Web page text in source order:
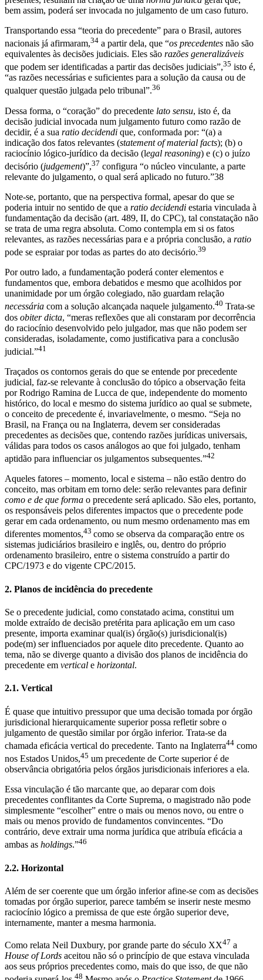
bem assim, poderá ser invocada no julgamento de um caso futuro.
Transportando essa “teoria do precedente” para o Brasil, autores
nacionais já afirmaram,34 a partir dela, que “os precedentes não são
equivalentes às decisões judiciais. Eles são razões generalizáveis
que podem ser identificadas a partir das decisões judiciais”,35 isto é,
“as razões necessárias e suficientes para a solução da causa ou de
qualquer questão julgada pelo tribunal”.36
Dessa forma, o “coração” do precedente lato sensu, isto é, da
decisão judicial invocada num julgamento futuro como razão de
decidir, é a sua ratio decidendi que, conformada por: “(a) a
indicação dos fatos relevantes (statement of material facts); (b) o
raciocínio lógico-jurídico da decisão (legal reasoning) e (c) o juízo
decisório (judgement)”,37 configura “o núcleo vinculante, a parte
relevante do julgamento, o qual será aplicado no futuro.”38
Note-se, portanto, que na perspectiva formal, apesar do que se
poderia intuir no sentido de que a ratio decidendi estaria vinculada à
fundamentação da decisão (art. 489, II, do CPC), tal constatação não
se trata de uma regra absoluta. Como contempla em si os fatos
relevantes, as razões necessárias para e a própria conclusão, a ratio
pode se espraiar por todas as partes do ato decisório.39
Por outro lado, a fundamentação poderá conter elementos e
fundamentos que, embora debatidos e mesmo que acolhidos por
unanimidade por um órgão colegiado, não guardam relação
necessária com a solução alcançada naquele julgamento.40 Trata-se
dos obiter dicta, “meras reflexões que ali constaram por decorrência
do raciocínio desenvolvido pelo julgador, mas que não podem ser
consideradas, isoladamente, como justificativa para a conclusão
judicial.”41
Traçados os contornos gerais do que se entende por precedente
judicial, faz-se relevante à conclusão do tópico a observação feita
por Rodrigo Ramina de Lucca de que, independente do momento
histórico, do local e mesmo do sistema jurídico ao qual se submete,
o conceito de precedente é, invariavelmente, o mesmo. “Seja no
Brasil, na França ou na Inglaterra, devem ser consideradas
precedentes as decisões que, contendo razões jurídicas universais,
válidas para todos os casos análogos ao que foi julgado, tenham
aptidão para influenciar os julgamentos subsequentes.”42
Aqueles fatores – momento, local e sistema – não estão dentro do
conceito, mas orbitam em torno dele: serão relevantes para definir
como e de que forma o precedente será aplicado. São eles, portanto,
os responsáveis pelos diferentes impactos que o precedente pode
gerar em cada ordenamento, ou num mesmo ordenamento mas em
diferentes momentos,43 como se observa da comparação entre os
sistemas judiciários brasileiro e inglês, ou, dentro do próprio
ordenamento brasileiro, entre o sistema construído a partir do
CPC/1973 e do vigente CPC/2015.
2. Planos de incidência do precedente
Se o precedente judicial, como constatado acima, constitui um
molde extraído de decisão pretérita para aplicação em um caso
presente, importa examinar qual(is) órgão(s) jurisdicional(is)
pode(m) ser influenciados por aquele dito precedente. Quanto ao
tema, não se diverge quanto a divisão dos planos de incidência do
precedente em vertical e horizontal.
2.1. Vertical
É quase que intuitivo pressupor que uma decisão tomada por órgão
jurisdicional hierarquicamente superior possa refletir sobre o
julgamento de questão similar por órgão inferior. Trata-se da
chamada eficácia vertical do precedente. Tanto na Inglaterra44 como
nos Estados Unidos,45 um precedente de Corte superior é de
observância obrigatória pelos órgãos jurisdicionais inferiores a ela.
Essa vinculação é tão marcante que, ao deparar com dois
precedentes conflitantes da Corte Suprema, o magistrado não pode
simplesmente “escolher” entre o mais ou menos novo, ou entre o
mais ou menos provido de fundamentos convincentes. “Do
contrário, deve extrair uma norma jurídica que atribuía eficácia a
ambas as holdings.”46
2.2. Horizontal
Além de ser coerente que um órgão inferior afine-se com as decisões
tomadas por órgão superior, parece também se inserir neste mesmo
raciocínio lógico a premissa de que este órgão superior deve,
internamente, manter a mesma harmonia.
Como relata Neil Duxbury, por grande parte do século XX47 a
House of Lords aceitou não só o princípio de que estava vinculada
aos seus próprios precedentes como, mais do que isso, de que não
48